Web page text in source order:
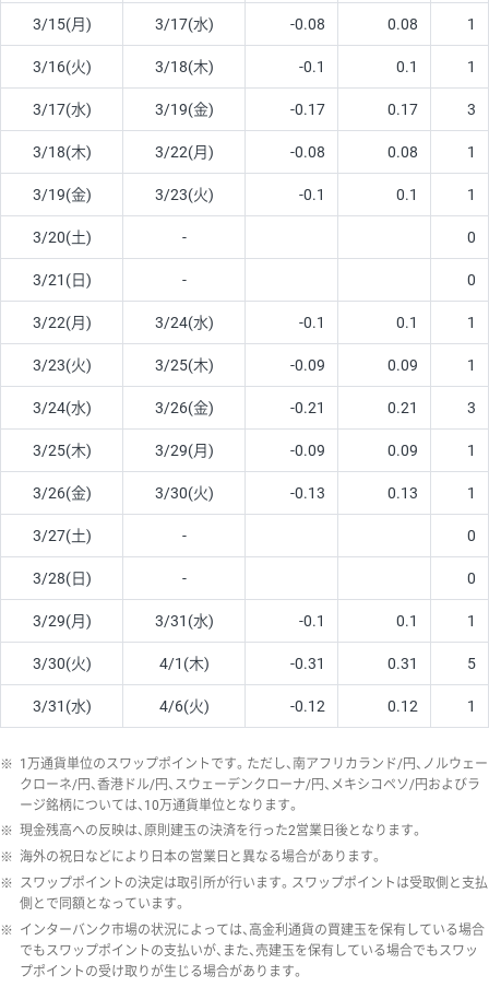
3/15(月) 3/17(水) -0.08 0.08 1
3/16(火) 3/18(木) -0.1 0.1 1
3/17(水) 3/19(金) -0.17 0.17 3
3/18(木) 3/22(月) -0.08 0.08 1
3/19(金) 3/23(火) -0.1 0.1 1
3/20(土) - 0
3/21(日) - 0
3/22(月) 3/24(水) -0.1 0.1 1
3/23(火) 3/25(木) -0.09 0.09 1
3/24(水) 3/26(金) -0.21 0.21 3
3/25(木) 3/29(月) -0.09 0.09 1
3/26(金) 3/30(火) -0.13 0.13 1
3/27(土) - 0
3/28(日) - 0
3/29(月) 3/31(水) -0.1 0.1 1
3/30(火) 4/1(木) -0.31 0.31 5
3/31(水) 4/6(火) -0.12 0.12 1
※ 1万通貨単位のスワップポイントです。ただし、南アフリカランド/円、ノルウェー
クローネ/円、香港ドル/円、スウェーデンクローナ/円、メキシコペソ/円およびラ
ージ銘柄については、10万通貨単位となります。
※ 現金残高への反映は、原則建玉の決済を行った2営業日後となります。
※ 海外の祝日などにより日本の営業日と異なる場合があります。
※ スワップポイントの決定は取引所が行います。スワップポイントは受取側と支払
側とで同額となっています。
※ インターバンク市場の状況によっては、高金利通貨の買建玉を保有している場合
でもスワップポイントの支払いが、また、売建玉を保有している場合でもスワッ
プポイントの受け取りが生じる場合があります。